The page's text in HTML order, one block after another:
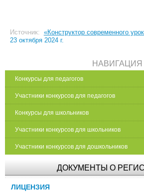
Источник: «Конструктор современного
23 октября 2024 г.
НАВИГАЦИЯ
Конкурсы для педагогов
Участники конкурсов для педагогов
Конкурсы для школьников
Участники конкурсов для школьников
Участники конкурсов для дошкольников
ДОКУМЕНТЫ О
ЛИЦЕНЗИЯ